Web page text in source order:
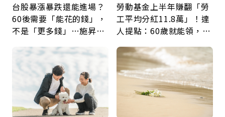
台股暴漲暴跌還能進場？
60後需要「能花的錢」，
不是「更多錢」…施昇
票
勞動基金上半年賺翻「勞
工平均分紅11.8萬」！達
人提點：60歲就能領，重